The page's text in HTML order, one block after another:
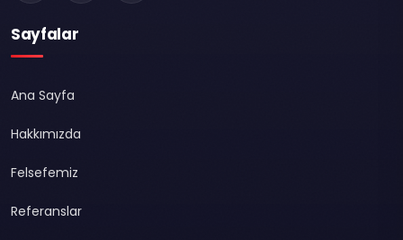
Sayfalar
Ana Sayfa
Hakkımızda
Felsefemiz
Referanslar